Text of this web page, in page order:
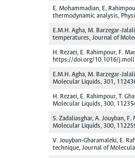
E. Mohammadian, E.
thermodynamic analysis,
E.M.H. Agha, M. Barzegar-
temperatures, Journal of
H. Rezaei, E. Rahimpour, F.
https://doi.org/10.1016/
E.M.H. Agha, M. Barzegar-
Molecular Liquids, 301,
H. Rezaei, E. Rahimpour, T.
Molecular Liquids, 300,
S. Zadaliasghar, A. Jouyban,
Molecular Liquids, 300,
V. Jouyban-Gharamaleki, E.
technique, Journal of